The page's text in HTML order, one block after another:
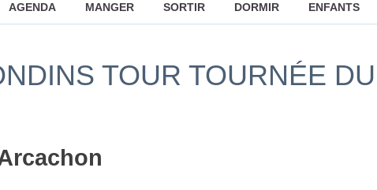
AGENDA
MANGER
SORTIR
DORMIR
ENFANTS
TOUR TOURNÉE